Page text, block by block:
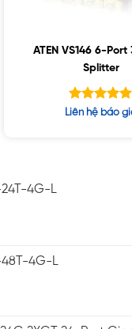
ATEN VS146 6-Port
Splitter
Được xếp
Liên hệ báo
4G-L
4G-L